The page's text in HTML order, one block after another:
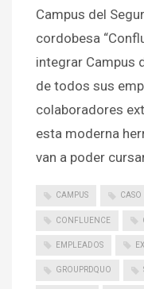
Campus del
cordobesa
integrar Campus
de todos sus
colaboradores
esta moderna
van a poder
CAMPUS CASO
CONFLUENCE
EMPLEADOS
GROUPRDQUO